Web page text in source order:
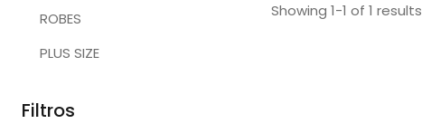
ROBES
PLUS SIZE
Filtros
Showing 1-1 of 1 results